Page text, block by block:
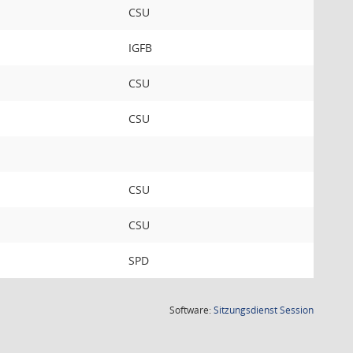
CSU
IGFB
CSU
CSU
CSU
CSU
SPD
Software:SitzungsdienstSession(Wird in